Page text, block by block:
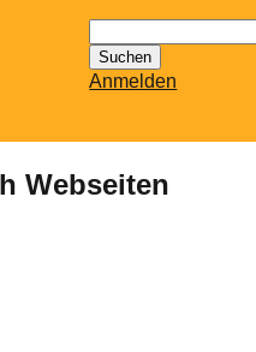
nach:
Anmelden
Webseiten